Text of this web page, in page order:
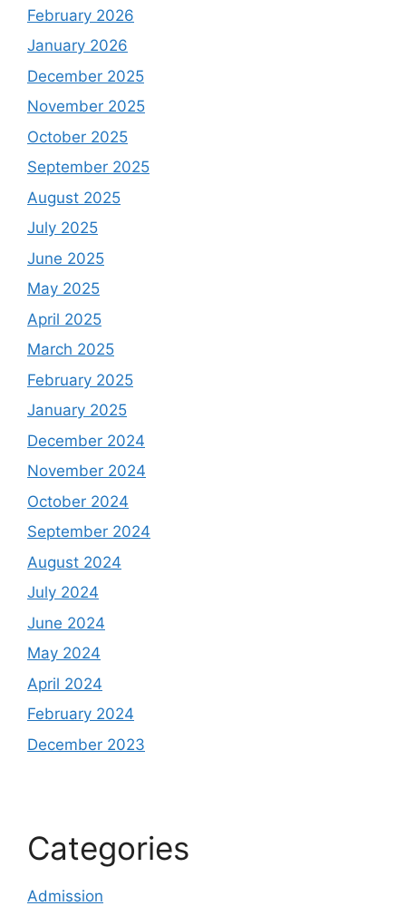
February 2026
January 2026
December 2025
November 2025
October 2025
September 2025
August 2025
July 2025
June 2025
May 2025
April 2025
March 2025
February 2025
January 2025
December 2024
November 2024
October 2024
September 2024
August 2024
July 2024
June 2024
May 2024
April 2024
February 2024
December 2023
Categories
Admission